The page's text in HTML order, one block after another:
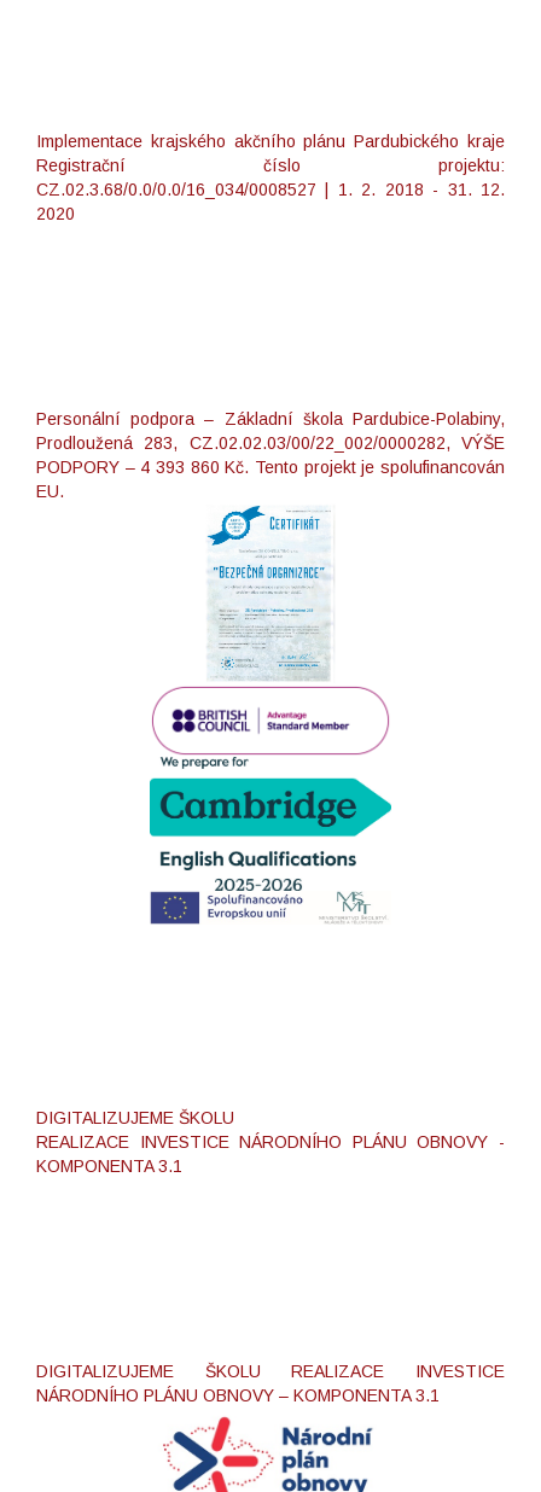
Implementace krajského akčního plánu Pardubického kraje
Registrační číslo projektu:
CZ.02.3.68/0.0/0.0/16_034/0008527 | 1. 2. 2018 - 31. 12.
2020
Personální podpora – Základní škola Pardubice-Polabiny,
Prodloužená 283, CZ.02.02.03/00/22_002/0000282, VÝŠE
PODPORY – 4 393 860 Kč. Tento projekt je spolufinancován
EU.
DIGITALIZUJEME ŠKOLU
REALIZACE INVESTICE NÁRODNÍHO PLÁNU OBNOVY -
KOMPONENTA 3.1
DIGITALIZUJEME ŠKOLU REALIZACE INVESTICE
NÁRODNÍHO PLÁNU OBNOVY – KOMPONENTA 3.1